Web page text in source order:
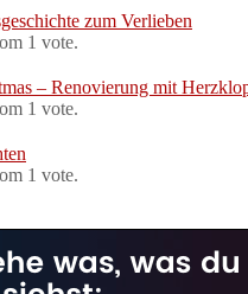
zum Verlieben
1 vote.
– Renovierung mit
1 vote.
1 vote.